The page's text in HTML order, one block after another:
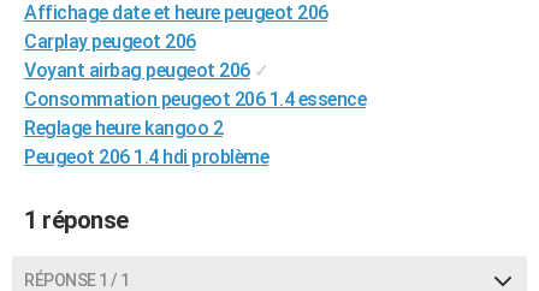
Destinations
City break
Voyage nature
Voyage de noces
Forum
Climat
+PHOTO
GUIDES D'ACHAT
BONS PLANS
CARTE DE VOEUX
Carte de Noël
Carte Bonne année
Carte Saint-Valentin
Carte Pâques
Carte d'anniversaire
DICTIONNAIRE
Affichage date et heure peugeot 206
Carplay peugeot 206
Voyant airbag peugeot 206 ✓
Consommation peugeot 206 1.4 essence
Reglage heure kangoo 2
Peugeot 206 1.4 hdi problème
1 réponse
RÉPONSE 1 / 1